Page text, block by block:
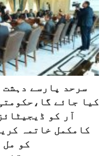
سرحد پارسے
کیا جائے
آر کو
کامکمل خاتمہ
کو مل